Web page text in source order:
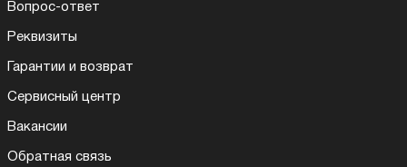
Вопрос-ответ
Реквизиты
Гарантии и возврат
Сервисный центр
Вакансии
Обратная связь